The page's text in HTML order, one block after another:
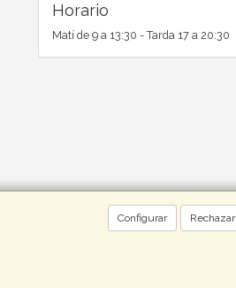
Configurar Rechazar
Horario
Matí de 9 a 13:30 - Tarda 17 a 20:30